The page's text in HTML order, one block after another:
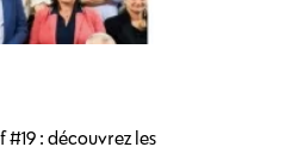
: découvrez les